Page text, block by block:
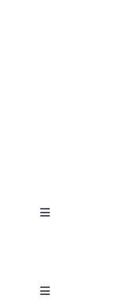
Toggle
Toggle